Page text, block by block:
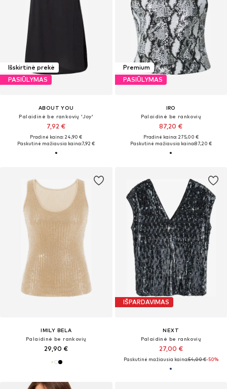
Išskirtinė prekė
PASIŪLYMAS
ABOUT YOU
Palaidinė be rankovių 'Joy'
7,92 €
Pradinė kaina: 24,90 €
Paskutinė mažiausia kaina:7,92 €
Premium
PASIŪLYMAS
IRO
Palaidinė be rankovių
87,20 €
Pradinė kaina: 275,00 €
Paskutinė mažiausia kaina:87,20 €
IMILY BELA
Palaidinė be rankovių
29,90 €
IŠPARDAVIMAS
NEXT
Palaidinė be rankovių
27,00 €
Paskutinė mažiausia kaina:54,00 €-50%